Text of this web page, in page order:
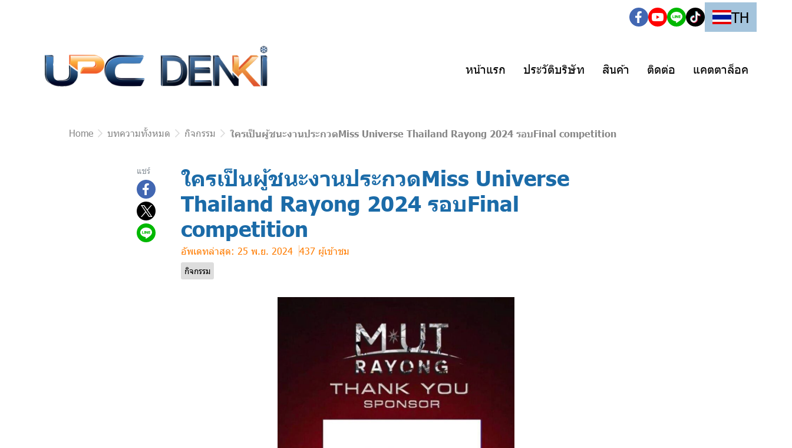
TH
หน้าแรก ประวัติบริษัท สินค้า ติดต่อ แคตตาล็อค
Home บทความทั้งหมด กิจกรรม ใครเป็นผู้ชนะงานประกวดMiss Universe Thailand Rayong 2024 รอบFinal competition
แชร์
ใครเป็นผู้ชนะงานประกวดMiss Universe
Thailand Rayong 2024 รอบFinal
competition
อัพเดทล่าสุด: 25 พ.ย. 2024 437 ผู้เข้าชม
กิจกรรม